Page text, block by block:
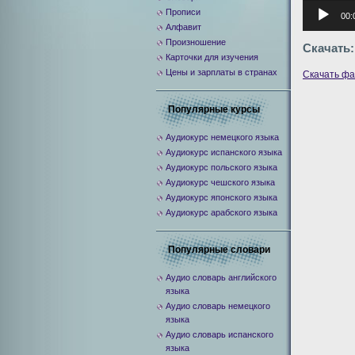
Аудиоплеер
Скачать:
Скачать
Прописи
Алфавит
Произношение
Карточки для изучения
Цены и зарплаты в странах
Популярные курсы
Аудиокурс немецкого языка
Аудиокурс испанского языка
Аудиокурс польского языка
Аудиокурс чешского языка
Аудиокурс японского языка
Аудиокурс арабского языка
Популярные словари
Аудио словарь английского
языка
Аудио словарь немецкого
языка
Аудио словарь испанского
языка